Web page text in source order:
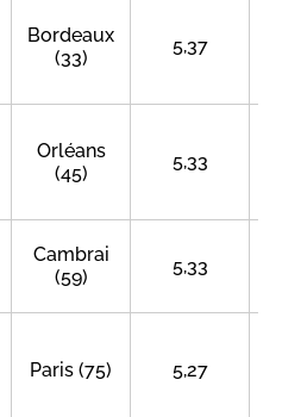
Bordeaux
(33)
5,37
Orléans
(45)
5,33
Cambrai
(59)
5,33
Paris (75) 5,27